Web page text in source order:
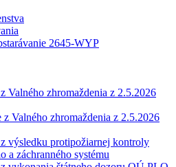
2645-WYP
Valného zhromaždenia z 2.5.2026
z Valného zhromaždenia z 2.5.2026
výsledku protipožiarnej kontroly
a záchranného systému